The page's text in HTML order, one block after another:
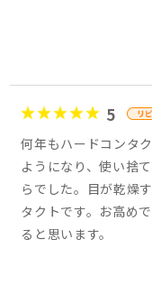
5
何年もハードコンタ
ようになり、使い捨
らでした。目が乾燥
タクトです。お高め
ると思います。